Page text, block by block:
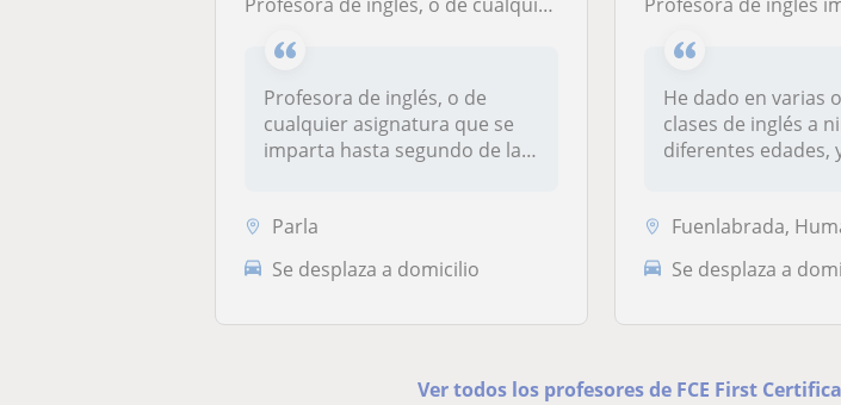
Profesora de inglés, o de
cualquier asignatura que se
imparta hasta segundo de la
Parla
Se desplaza a domicilio
He dado en varias
clases de inglés a
diferentes edades,
Fuenlabrada, Humanes de Madrid,
Se desplaza a
Ver todos los profesores de FCE First